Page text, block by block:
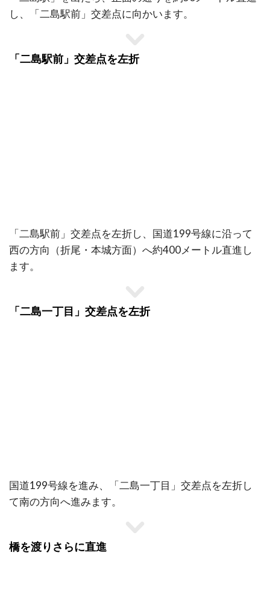
し、「二島駅前」交差点に向かいます。
「二島駅前」交差点を左折
「二島駅前」交差点を左折し、国道199号線に沿って
西の方向（折尾・本城方面）へ約400メートル直進し
ます。
「二島一丁目」交差点を左折
国道199号線を進み、「二島一丁目」交差点を左折し
て南の方向へ進みます。
橋を渡りさらに直進